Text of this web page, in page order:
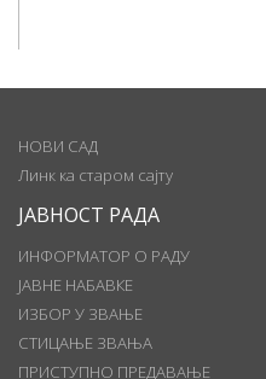
НОВИ САД
Линк ка старом сајту
ЈАВНОСТ РАДА
ИНФОРМАТОР О РАДУ
ЈАВНЕ НАБАВКЕ
ИЗБОР У ЗВАЊЕ
СТИЦАЊЕ ЗВАЊА
ПРИСТУПНО ПРЕДАВАЊЕ